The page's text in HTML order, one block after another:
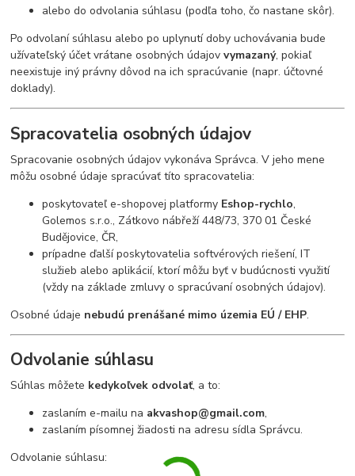
alebo do odvolania súhlasu (podľa toho, čo nastane skôr).
Po odvolaní súhlasu alebo po uplynutí doby uchovávania bude
užívateľský účet vrátane osobných údajovvymazaný, pokiaľ
neexistuje iný právny dôvod na ich spracúvanie (napr. účtovné
doklady).
Spracovatelia osobných údajov
Spracovanie osobných údajov vykonáva Správca. V jeho mene
môžu osobné údaje spracúvať títo spracovatelia:
poskytovateľ e-shopovej platformy Eshop-rychlo,
Golemos s.r.o., Zátkovo nábřeží 448/73, 370 01 České
Budějovice, ČR,
prípadne ďalší poskytovatelia softvérových riešení, IT
služieb alebo aplikácií, ktorí môžu byť v budúcnosti využití
(vždy na základe zmluvy o spracúvaní osobných údajov).
Osobné údaje nebudú prenášané mimo územia EÚ / EHP.
Odvolanie súhlasu
Súhlas môžete kedykoľvek odvolať, a to:
zaslaním e-mailu na akvashop@gmail.com,
zaslaním písomnej žiadosti na adresu sídla Správcu.
Odvolanie súhlasu: